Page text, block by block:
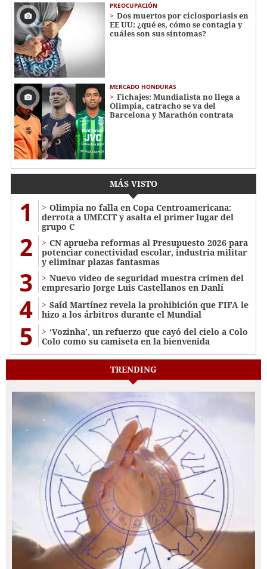
PREOCUPACIÓN
Dos muertos por ciclosporiasis en
EE UU: ¿qué es, cómo se contagia y
cuáles son sus síntomas?
MERCADO HONDURAS
Fichajes: Mundialista no llega a
Olimpia, catracho se va del
Barcelona y Marathón contrata
MÁS VISTO
1
Olimpia no falla en Copa Centroamericana:
derrota a UMECIT y asalta el primer lugar del
grupo C
2
CN aprueba reformas al Presupuesto 2026 para
potenciar conectividad escolar, industria militar
y eliminar plazas fantasmas
3
Nuevo video de seguridad muestra crimen del
empresario Jorge Luis Castellanos en Danlí
4
Saíd Martínez revela la prohibición que FIFA le
hizo a los árbitros durante el Mundial
5
‘Vozinha’, un refuerzo que cayó del cielo a Colo
Colo como su camiseta en la bienvenida
TRENDING